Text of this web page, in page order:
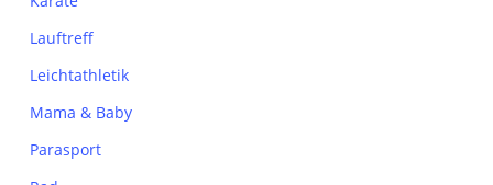
Lauftreff
Leichtathletik
Mama & Baby
Parasport